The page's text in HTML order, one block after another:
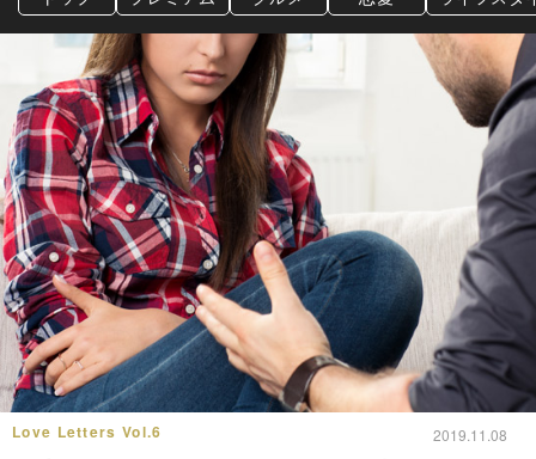
Love Letters Vol.6 2019.11.08